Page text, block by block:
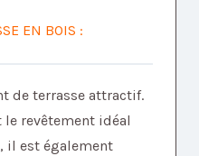
EN BOIS :
de terrasse attractif.
revêtement idéal
il est également